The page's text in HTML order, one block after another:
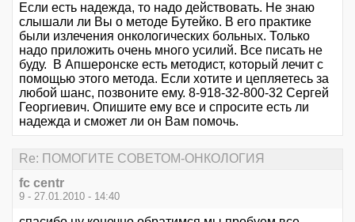
Если есть надежда, то надо действовать. Не знаю
слышали ли Вы о методе Бутейко. В его практике
были излечения онкологических больных. Только
надо приложить очень много усилий. Все писать не
буду. В Апшеронске есть методист, который лечит с
помощью этого метода. Если хотите и цепляетесь за
любой шанс, позвоните ему. 8-918-32-800-32 Сергей
Георгиевич. Опишите ему все и спросите есть ли
надежда и сможет ли он Вам помочь.
Re: ПОМОГИТЕ СОВЕТОМ-ОНКОЛОГИЯ
fc centr
9 - 27.01.2010 - 14:40